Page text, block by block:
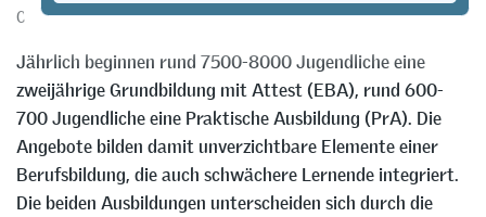
Claudia Hofmann,Annette Krauss&Xenia Müller
Jährlich beginnen rund 7500-8000 Jugendliche eine
zweijährige Grundbildung mit Attest (EBA), rund 600-
700 Jugendliche eine Praktische Ausbildung (PrA). Die
Angebote bilden damit unverzichtbare Elemente einer
Berufsbildung, die auch schwächere Lernende integriert.
Die beiden Ausbildungen unterscheiden sich durch die